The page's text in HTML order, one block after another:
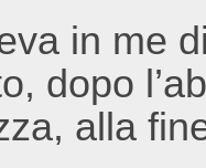
in me
dopo
alla